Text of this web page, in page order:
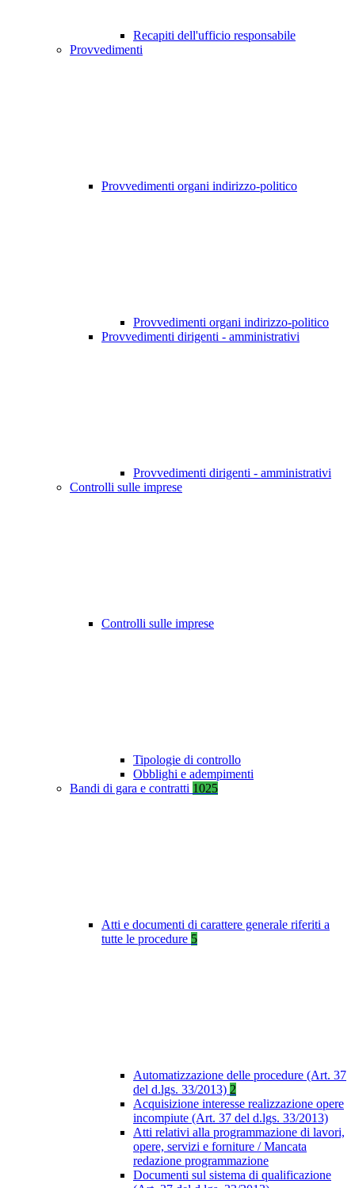
Recapiti dell'ufficio responsabile
Provvedimenti
Provvedimenti organi indirizzo-politico
Provvedimenti organi indirizzo-politico
Provvedimenti dirigenti - amministrativi
Provvedimenti dirigenti - amministrativi
Controlli sulle imprese
Controlli sulle imprese
Tipologie di controllo
Obblighi e adempimenti
Bandi di gara e contratti 1025
Atti e documenti di carattere generale riferiti a
tutte le procedure 5
Automatizzazione delle procedure (Art. 37
del d.lgs. 33/2013) 2
Acquisizione interesse realizzazione opere
incompiute (Art. 37 del d.lgs. 33/2013)
Atti relativi alla programmazione di lavori,
opere, servizi e forniture / Mancata
redazione programmazione
Documenti sul sistema di qualificazione